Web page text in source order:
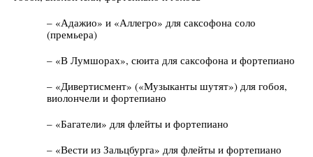
– «Адажио» и «Аллегро» для саксофона соло
(премьера)
– «В Лумшорах», сюита для саксофона и фортепиано
– «Дивертисмент» («Музыканты шутят») для гобоя,
виолончели и фортепиано
– «Багатели» для флейты и фортепиано
– «Вести из Зальцбурга» для флейты и фортепиано